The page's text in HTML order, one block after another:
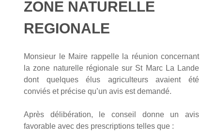
ZONE NATURELLE
REGIONALE
Monsieur le Maire rappelle la réunion concernant
la zone naturelle régionale sur St Marc La Lande
dont quelques élus agriculteurs avaient été
conviés et précise qu’un avis est demandé.
Après délibération, le conseil donne un avis
favorable avec des prescriptions telles que :